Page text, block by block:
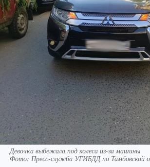
Девочка выбежала под колеса из-за машины
Фото: Пресс-служба УГИБДД по Тамбовской